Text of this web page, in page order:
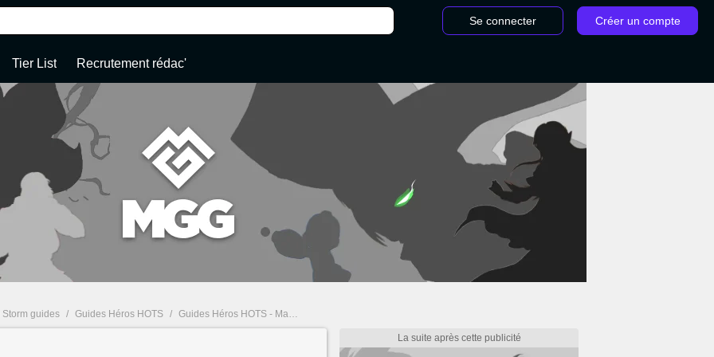
Se connecter Créer un compte
Tier List Recrutement rédac'
Storm guides / Guides Héros HOTS / Guides Héros HOTS - Malthaël